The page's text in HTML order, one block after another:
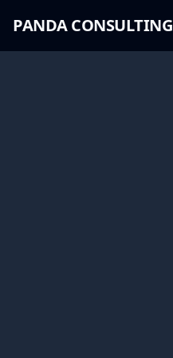
PANDA CONSULTING